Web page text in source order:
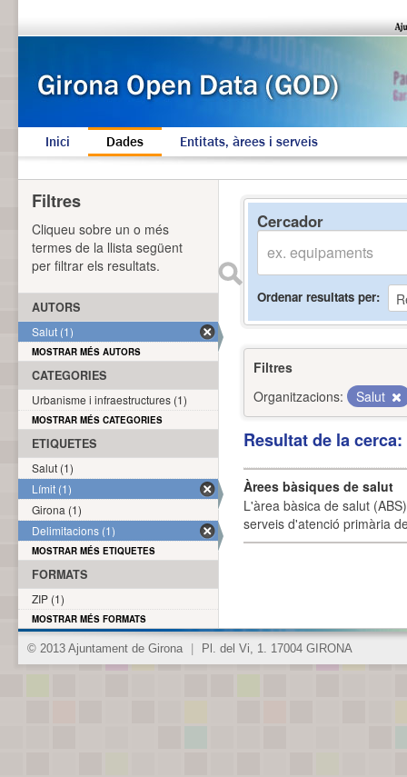
Inici Dades Entitats, àrees i serveis
Cercador
Ordenar resultats per
Filtres
Organitzacions:
Salut
Resultat de la
Àrees bàsiques de salut
L'àrea bàsica de salut
serveis d'atenció primària
Filtres
Cliqueu sobre un o més
termes de la llista següent
per filtrar els resultats.
AUTORS
Salut (1)
MOSTRAR MÉS AUTORS
CATEGORIES
Urbanisme i infraestructures (1)
MOSTRAR MÉS CATEGORIES
ETIQUETES
Salut (1)
Límit (1)
Girona (1)
Delimitacions (1)
MOSTRAR MÉS ETIQUETES
FORMATS
ZIP (1)
MOSTRAR MÉS FORMATS
© 2013 Ajuntament de Girona Pl. del Vi, 1. 17004 GIRONA